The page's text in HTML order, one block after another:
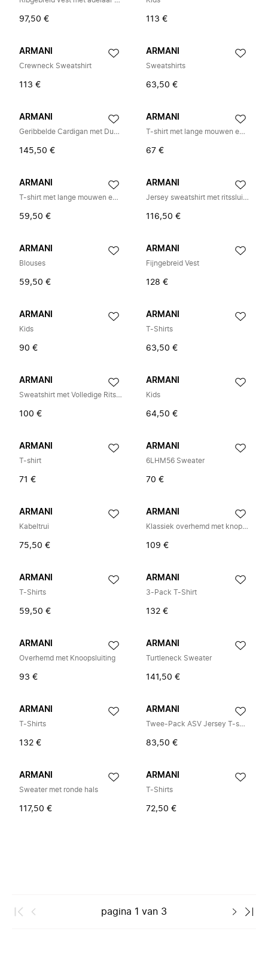
97,50 € 113 €
ARMANI
Crewneck Sweatshirt
113 €
ARMANI
Sweatshirts
63,50 €
ARMANI
Geribbelde Cardigan met Dubbele Rij Knopen
145,50 €
ARMANI
T-shirt met lange mouwen en ronde hals
67 €
ARMANI
T-shirt met lange mouwen en ronde hals
59,50 €
ARMANI
Jersey sweatshirt met ritssluiting en wafeldetails
116,50 €
ARMANI
Blouses
59,50 €
ARMANI
Fijngebreid Vest
128 €
ARMANI
Kids
90 €
ARMANI
T-Shirts
63,50 €
ARMANI
Sweatshirt met Volledige Rits en Contrastdetails
100 €
ARMANI
Kids
64,50 €
ARMANI
T-shirt
71 €
ARMANI
6LHM56 Sweater
70 €
ARMANI
Kabeltrui
75,50 €
ARMANI
Klassiek overhemd met knopen
109 €
ARMANI
T-Shirts
59,50 €
ARMANI
3-Pack T-Shirt
132 €
ARMANI
Overhemd met Knoopsluiting
93 €
ARMANI
Turtleneck Sweater
141,50 €
ARMANI
T-Shirts
132 €
ARMANI
Twee-Pack ASV Jersey T-shirts
83,50 €
ARMANI
Sweater met ronde hals
117,50 €
ARMANI
T-Shirts
72,50 €
pagina 1 van 3